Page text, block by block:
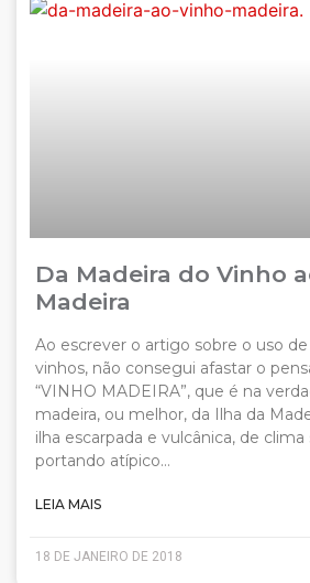
Da Madeira do Vinho
Madeira
Ao escrever o artigo sobre o uso
vinhos, não consegui afastar o
“VINHO MADEIRA”, que é na
madeira, ou melhor, da Ilha da
ilha escarpada e vulcânica, de
portando atípico…
LEIA MAIS
18 DE JANEIRO DE 2018